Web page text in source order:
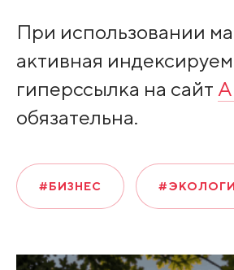
При использовании
активная
гиперссылка на сайт
обязательна.
#БИЗНЕС